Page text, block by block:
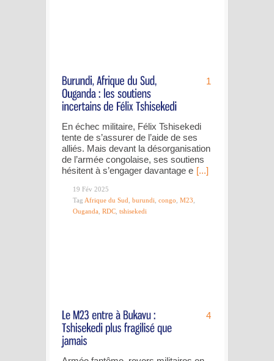
1
En échec militaire, Félix Tshisekedi
tente de s’assurer de l’aide de ses
alliés. Mais devant la désorganisation
de l’armée congolaise, ses soutiens
hésitent à s’engager davantage e [...]
19 Fév 2025
Tag Afrique du Sud, burundi, congo, M23,
Ouganda, RDC, tshisekedi
4